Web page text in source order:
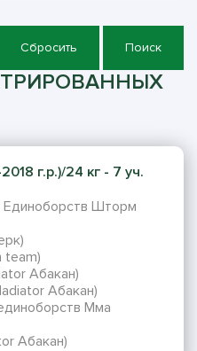
Сбросить Поиск
г.р.)/24 кг - 7 уч.
Единоборств Шторм
team)
Абакан)
Абакан)
Мма
Абакан)